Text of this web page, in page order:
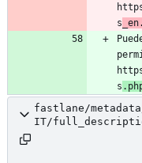
s
s
fastlane/
IT/